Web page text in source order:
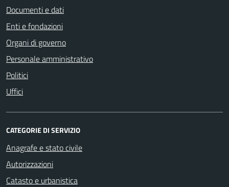
Documenti e dati
Enti e fondazioni
Organi di governo
Personale amministrativo
Politici
Uffici
CATEGORIE DI SERVIZIO
Anagrafe e stato civile
Autorizzazioni
Catasto e urbanistica